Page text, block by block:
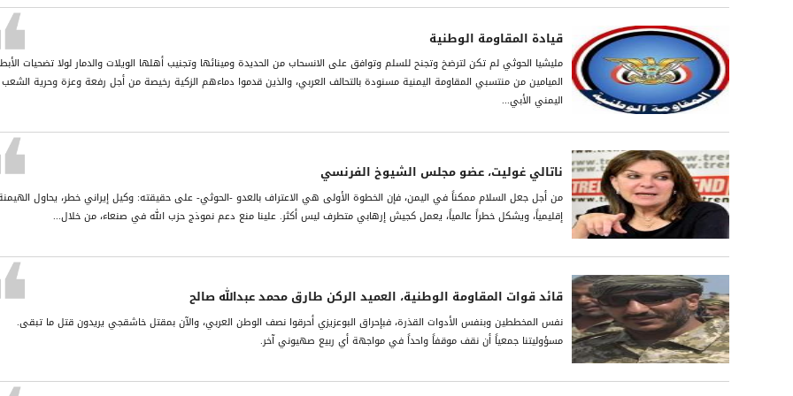
قيادة المقاومة الوطنية
مليشيا الحوثي لم تكن لترضخ وتجنح للسلم وتوافق على الانسحاب من الحديدة ومينائها وتجنيب أهلها الويلات والدمار لولا تضحيات
الميامين من منتسبي المقاومة اليمنية مسنودة بالتحالف العربي، والذين قدموا دماءهم الزكية رخيصة من أجل رفعة وعزة وحرية الشعب
اليمني الأبي...
ناتالي غوليت، عضو مجلس الشيوخ الفرنسي
من أجل جعل السلام ممكناً في اليمن، فإن الخطوة الأولى هي الاعتراف بالعدو -الحوثي- على حقيقته: وكيل إيراني خطر، يحاول
إقليمياً، ويشكل خطراً عالمياً، يعمل كجيش إرهابي متطرف ليس أكثر. علينا منع دعم نموذج حزب الله في صنعاء، من خلال...
قائد قوات المقاومة الوطنية، العميد الركن طارق محمد عبدالله صالح
نفس المخططين وبنفس الأدوات القذرة، فبإحراق البوعزيزي أحرقوا نصف الوطن العربي، والآن بمقتل خاشقجي يريدون قتل ما تبقى.
مسؤوليتنا جمعياً أن نقف موقفاً واحداً في مواجهة أي ربيع صهيوني آخر.